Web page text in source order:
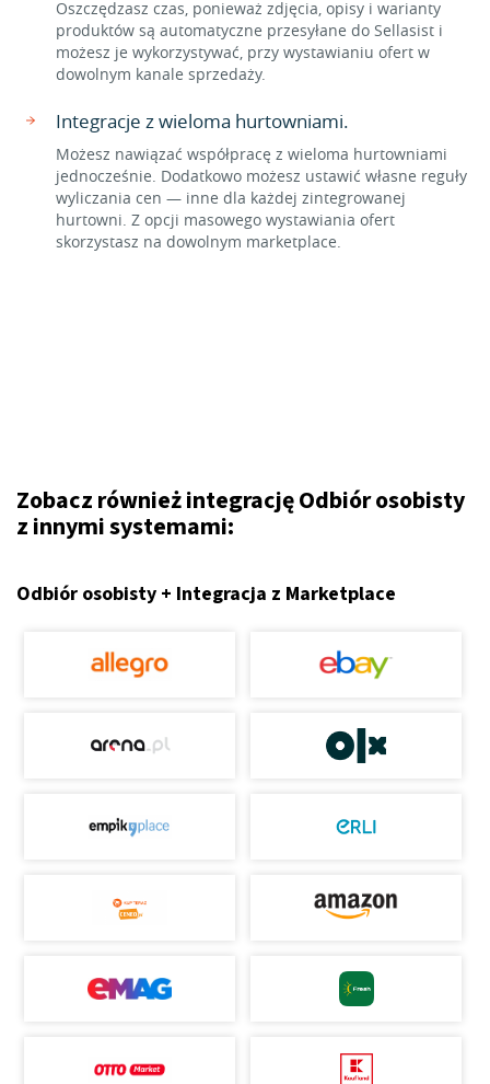
Oszczędzasz czas, ponieważ zdjęcia, opisy i warianty
produktów są automatyczne przesyłane do Sellasist i
możesz je wykorzystywać, przy wystawianiu ofert w
dowolnym kanale sprzedaży.
Integracje z wieloma hurtowniami.
Możesz nawiązać współpracę z wieloma hurtowniami
jednocześnie. Dodatkowo możesz ustawić własne reguły
wyliczania cen — inne dla każdej zintegrowanej
hurtowni. Z opcji masowego wystawiania ofert
skorzystasz na dowolnym marketplace.
Zobacz również integrację Odbiór osobisty
z innymi systemami:
Odbiór osobisty + Integracja z Marketplace